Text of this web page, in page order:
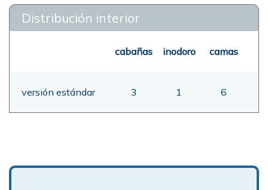
Distribución interior
cabañas inodoro camas
versión estándar 3 1 6